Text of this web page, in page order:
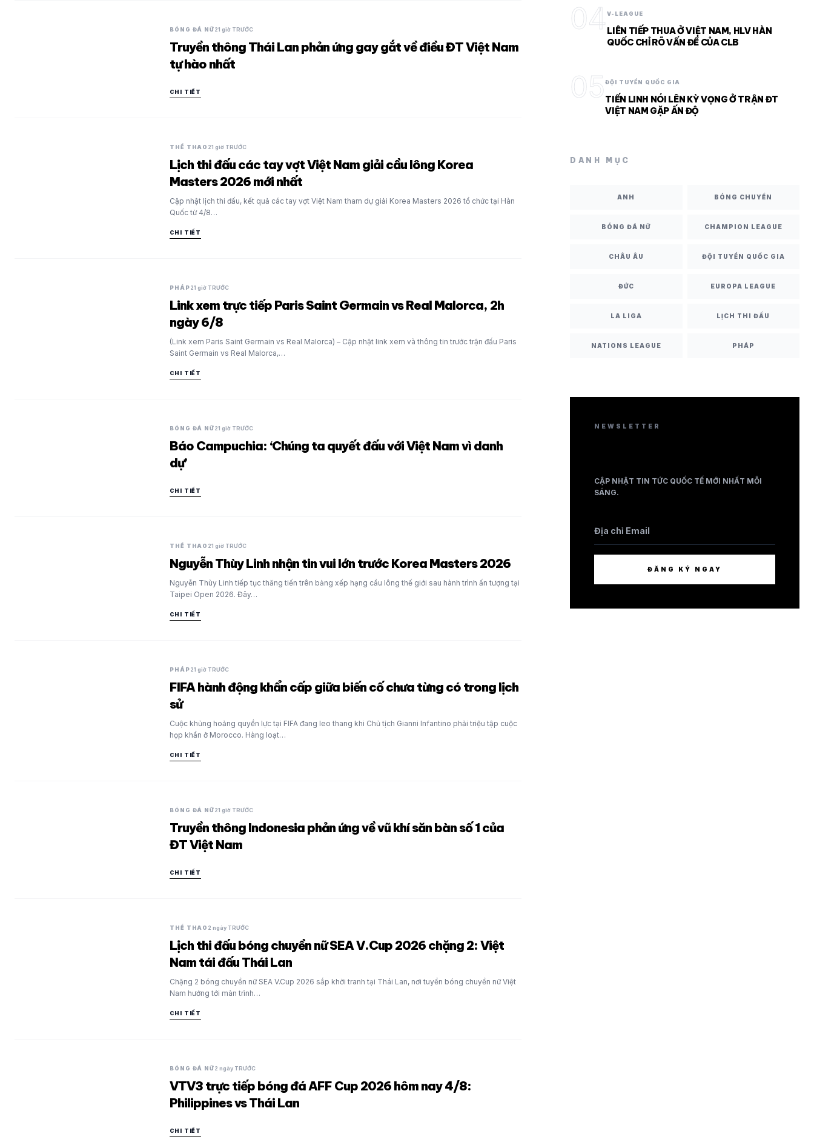
BÓNG ĐÁ NỮ21 giờ TRƯỚC
Truyền thông Thái Lan phản ứng gay gắt về điều ĐT Việt Nam
tự hào nhất
CHI TIẾT
THỂ THAO 21 giờ TRƯỚC
Lịch thi đấu các tay vợt Việt Nam giải cầu lông Korea
Masters 2026 mới nhất
Cập nhật lịch thi đấu, kết quả các tay vợt Việt Nam tham dự giải Korea Masters 2026 tổ chức tại Hàn
Quốc từ 4/8…
CHI TIẾT
PHÁP21 giờ TRƯỚC
Link xem trực tiếp Paris Saint Germain vs Real Malorca, 2h
ngày 6/8
(Link xem Paris Saint Germain vs Real Malorca) – Cập nhật link xem và thông tin trước trận đấu Paris
Saint Germain vs Real Malorca,…
CHI TIẾT
BÓNG ĐÁ NỮ21 giờ TRƯỚC
Báo Campuchia: ‘Chúng ta quyết đấu với Việt Nam vì danh
dự’
CHI TIẾT
THỂ THAO 21 giờ TRƯỚC
Nguyễn Thùy Linh nhận tin vui lớn trước Korea Masters 2026
Nguyễn Thùy Linh tiếp tục thăng tiến trên bảng xếp hạng cầu lông thế giới sau hành trình ấn tượng tại
Taipei Open 2026. Đây…
CHI TIẾT
PHÁP21 giờ TRƯỚC
FIFA hành động khẩn cấp giữa biến cố chưa từng có trong lịch
sử
Cuộc khủng hoảng quyền lực tại FIFA đang leo thang khi Chủ tịch Gianni Infantino phải triệu tập cuộc
họp khẩn ở Morocco. Hàng loạt…
CHI TIẾT
BÓNG ĐÁ NỮ21 giờ TRƯỚC
Truyền thông Indonesia phản ứng về vũ khí săn bàn số 1 của
ĐT Việt Nam
CHI TIẾT
THỂ THAO 2 ngày TRƯỚC
Lịch thi đấu bóng chuyền nữ SEA V.Cup 2026 chặng 2: Việt
Nam tái đấu Thái Lan
Chặng 2 bóng chuyền nữ SEA V.Cup 2026 sắp khởi tranh tại Thái Lan, nơi tuyển bóng chuyền nữ Việt
Nam hướng tới màn trình…
CHI TIẾT
BÓNG ĐÁ NỮ2 ngày TRƯỚC
VTV3 trực tiếp bóng đá AFF Cup 2026 hôm nay 4/8:
Philippines vs Thái Lan
CHI TIẾT
04V-LEAGUE
LIÊN TIẾP THUA Ở VIỆT NAM, HLV HÀN
QUỐC CHỈ RÕ VẤN ĐỀ CỦA CLB
05ĐỘI TUYỂN QUỐC GIA
TIẾN LINH NÓI LÊN KỲ VỌNG Ở TRẬN ĐT
VIỆT NAM GẶP ẤN ĐỘ
DANH MỤC
ANH BÓNG CHUYỀN
BÓNG ĐÁ NỮ CHAMPION LEAGUE
CHÂU ÂU ĐỘI TUYỂN QUỐC GIA
ĐỨC EUROPA LEAGUE
LA LIGA LỊCH THI ĐẤU
NATIONS LEAGUE PHÁP
NEWSLETTER
CẬP NHẬT TIN TỨC QUỐC TẾ MỚI NHẤT MỖI
SÁNG.
ĐĂNG KÝ NGAY